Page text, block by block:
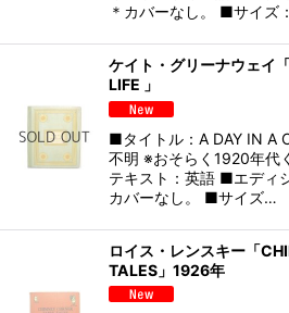
＊カバーなし。 ■サイズ
ケイト・グリーナウェイ
LIFE 」
■タイトル：A DAY IN A
不明 ※おそらく1920年代
テキスト：英語 ■エディ
カバーなし。 ■サイズ…
ロイス・レンスキー「
TALES」1926年